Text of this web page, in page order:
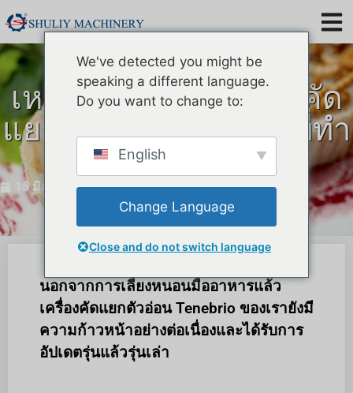
เหตุใดจึงคิดค้นเครื่องคัด
แยกตัวอ่อน Tenebrio ที่ทำ
จากสแตนเลส
15 มิถุนายน 2022
นอกจากการเลี้ยงหนอนมื้ออาหารแล้ว
เครื่องคัดแยกตัวอ่อน Tenebrio ของเรายังมี
ความก้าวหน้าอย่างต่อเนื่องและได้รับการ
อัปเดตรุ่นแล้วรุ่นเล่า
We've detected you might be
speaking a different language.
Do you want to change to:
English
Change Language
Close and do not switch language